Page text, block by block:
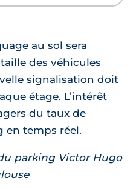
au sol sera
des véhicules
signalisation doit
étage. L’intérêt
du taux de
en temps réel.
parking Victor Hugo